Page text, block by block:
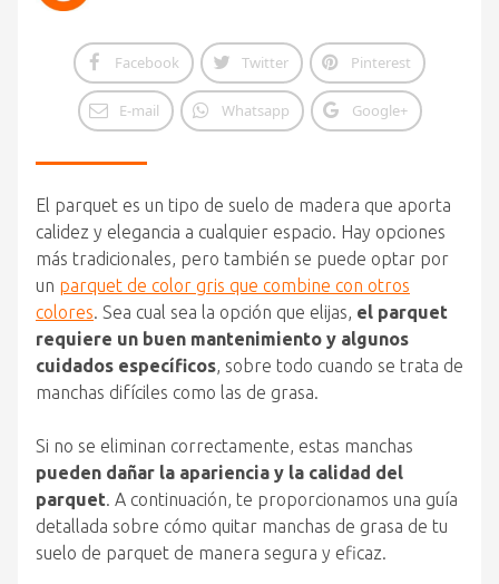
Facebook Twitter Pinterest
E-mail Whatsapp Google+
El parquet es un tipo de suelo de madera que aporta
calidez y elegancia a cualquier espacio. Hay opciones
más tradicionales, pero también se puede optar por
un parquet de color gris que combine con otros
colores. Sea cual sea la opción que elijas, el parquet
requiere un buen mantenimiento y algunos
cuidados específicos, sobre todo cuando se trata de
manchas difíciles como las de grasa.
Si no se eliminan correctamente, estas manchas
pueden dañar la apariencia y la calidad del
parquet. A continuación, te proporcionamos una guía
detallada sobre cómo quitar manchas de grasa de tu
suelo de parquet de manera segura y eficaz.